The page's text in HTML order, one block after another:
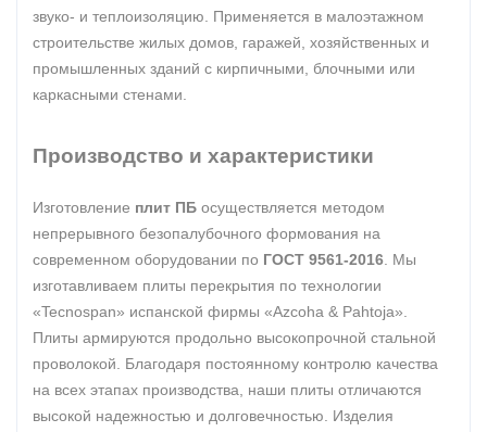
звуко- и теплоизоляцию. Применяется в малоэтажном
строительстве жилых домов, гаражей, хозяйственных и
промышленных зданий с кирпичными, блочными или
каркасными стенами.
Производство и характеристики
Изготовление плит ПБ осуществляется методом
непрерывного безопалубочного формования на
современном оборудовании по ГОСТ 9561-2016 . Мы
изготавливаем плиты перекрытия по технологии
«Tecnospan» испанской фирмы «Azcoha & Pahtoja».
Плиты армируются продольно высокопрочной стальной
проволокой. Благодаря постоянному контролю качества
на всех этапах производства, наши плиты отличаются
высокой надежностью и долговечностью. Изделия